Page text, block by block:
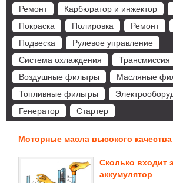
Ремонт
Карбюратор и инжектор
Покраска
Полировка Ремонт
Подвеска
Рулевое управление
Система охлаждения
Трансмиссия
Воздушные фильтры
Масляные
Топливные фильтры
Генератор
Стартер
Моторные масла высокого качества
Сколько входит
аккумулятор